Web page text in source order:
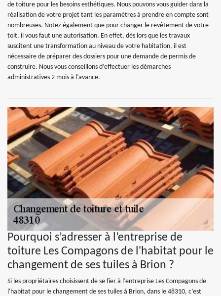
de toiture pour les besoins esthétiques. Nous pouvons vous guider dans la
réalisation de votre projet tant les paramètres à prendre en compte sont
nombreuses. Notez également que pour changer le revêtement de votre
toit, il vous faut une autorisation. En effet, dès lors que les travaux
suscitent une transformation au niveau de votre habitation, il est
nécessaire de préparer des dossiers pour une demande de permis de
construire. Nous vous conseillons d’effectuer les démarches
administratives 2 mois à l’avance.
Pourquoi s’adresser à l’entreprise de
toiture Les Compagons de l'habitat pour le
changement de ses tuiles à Brion ?
Si les propriétaires choisissent de se fier à l’entreprise Les Compagons de
l'habitat pour le changement de ses tuiles à Brion, dans le 48310, c’est